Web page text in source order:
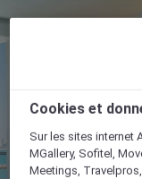
Cookies et
Sur les sites internet
MGallery, Sofitel,
Meetings,